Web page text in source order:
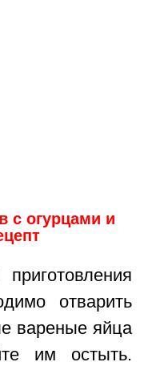
с огурцами и
отварить
вареные яйца
им остыть.